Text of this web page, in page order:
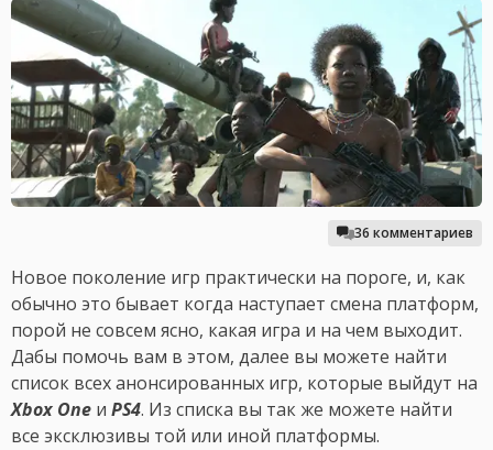
36 комментариев
Новое поколение игр практически на пороге, и, как
обычно это бывает когда наступает смена платформ,
порой не совсем ясно, какая игра и на чем выходит.
Дабы помочь вам в этом, далее вы можете найти
список всех анонсированных игр, которые выйдут на
Xbox One и PS4. Из списка вы так же можете найти
все эксклюзивы той или иной платформы.